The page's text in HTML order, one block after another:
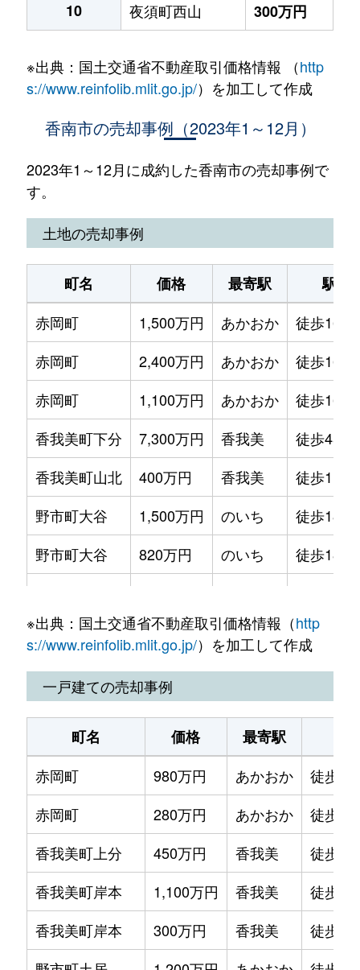
10
夜須町西山 300万円
※出典：国土交通省不動産取引価格情報 （http
s://www.reinfolib.mlit.go.jp/）を加工して作成
香南市の売却事例（2023年1～12月）
2023年1～12月に成約した香南市の売却事例で
す。
土地の売却事例
町名 価格 最寄駅
駅徒
赤岡町
1,500万円 あかおか
徒歩16分
赤岡町
2,400万円 あかおか
徒歩16分
赤岡町
1,100万円 あかおか
徒歩16分
香我美町下分
7,300万円 香我美
徒歩45分
香我美町山北
400万円 香我美
徒歩1時
野市町大谷
1,500万円 のいち
徒歩18分
野市町大谷
820万円 のいち
徒歩18分
野市町大谷
840万円 のいち
徒歩16分
野市町土居
1,900万円 のいち
徒歩29分
野市町中山田
1,100万円 のいち
徒歩28分
野市町西野
1,100万円 のいち
野市町西野
1,400万円 のいち
徒歩14分
野市町西野
960万円 のいち
徒歩5分
野市町西野
3,300万円 のいち
徒歩19分
野市町西野
900万円 のいち
徒歩45分
野市町東佐古
1,100万円 のいち
徒歩45分
※出典：国土交通省不動産取引価格情報（http
s://www.reinfolib.mlit.go.jp/）を加工して作成
一戸建ての売却事例
町名 価格 最寄駅
赤岡町
980万円 あかおか
徒歩14
赤岡町
280万円 あかおか
徒歩9
香我美町上分
450万円 香我美
徒歩1
香我美町岸本
1,100万円 香我美
徒歩4
香我美町岸本
300万円 香我美
徒歩1